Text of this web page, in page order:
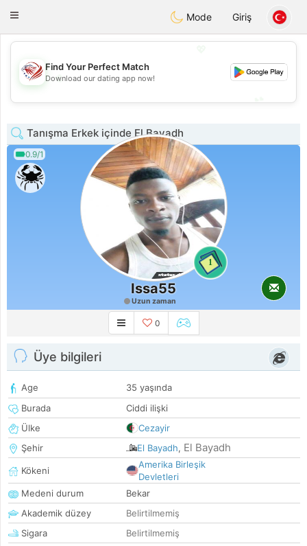
Dating
Toggle
Mode Giriş
💖
💕
Find Your Perfect Match
Download our dating app now!
Tanışma Erkek içinde El Bayadh
0.9/1
1
Issa55
Uzun zaman
0
Üye bilgileri
Age
35 yaşında
Burada
Ciddi ilişki
Ülke
Cezayir
Şehir
El Bayadh, El Bayadh
Kökeni
Amerika Birleşik
Devletleri
Medeni durum
Bekar
Akademik düzey
Belirtilmemiş
Sigara
Belirtilmemiş